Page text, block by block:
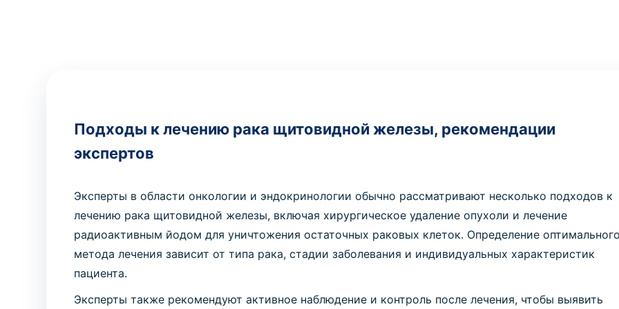
Подходы к лечению рака щитовидной железы, рекомендации
экспертов
Эксперты в области онкологии и эндокринологии обычно рассматривают несколько подходов к
лечению рака щитовидной железы, включая хирургическое удаление опухоли и лечение
радиоактивным йодом для уничтожения остаточных раковых клеток. Определение
метода лечения зависит от типа рака, стадии заболевания и индивидуальных характеристик
пациента.
Эксперты также рекомендуют активное наблюдение и контроль после лечения, чтобы выявить